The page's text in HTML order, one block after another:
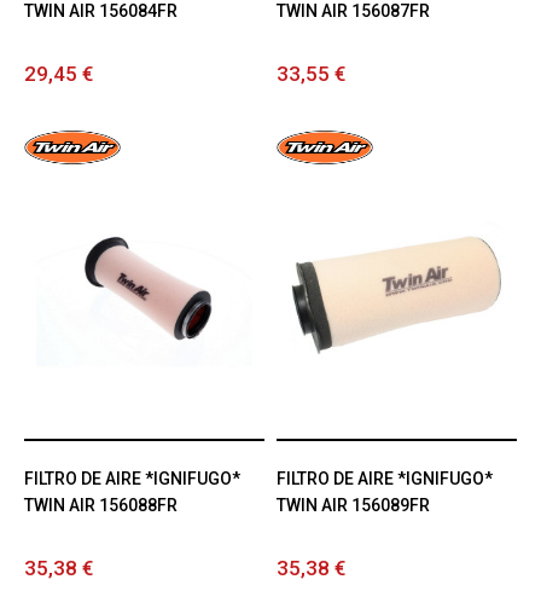
TWIN AIR 156084FR
29,45 €
TWIN AIR 156087FR
33,55 €
FILTRO DE AIRE *IGNIFUGO*
TWIN AIR 156088FR
35,38 €
FILTRO DE AIRE *IGNIFUGO*
TWIN AIR 156089FR
35,38 €